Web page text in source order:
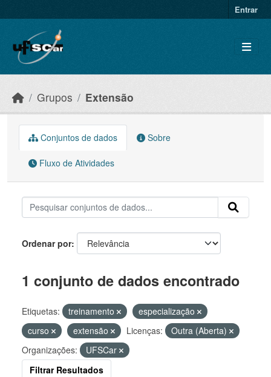
Entrar
Grupos Extensão
Conjuntos de dados Sobre
Fluxo de Atividades
Ordenar por
1 conjunto de dados encontrado
Etiquetas: treinamento
especialização
curso
extensão Licenças:
Outra (Aberta)
Organizações:
UFSCar
Filtrar Resultados